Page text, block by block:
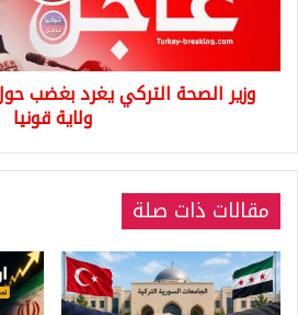
ادعاءات
في
ولايةوزير الصحة التركي يغرد بغضب
ولاية قونيا
مقالات ذات صلة